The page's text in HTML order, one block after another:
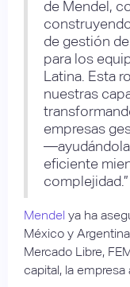
de Mendel,
de gestión
para los
Latina. Esta
nuestras
empresas
eficiente
complejidad.”
Mendel ya ha
México y
Mercado Libre,
capital, la empresa